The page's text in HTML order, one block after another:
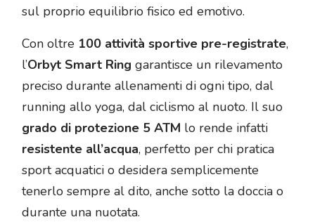
sul proprio equilibrio fisico ed emotivo.
Con oltre 100 attività sportive pre-registrate,
l’Orbyt Smart Ring garantisce un rilevamento
preciso durante allenamenti di ogni tipo, dal
running allo yoga, dal ciclismo al nuoto. Il suo
grado di protezione 5 ATM lo rende infatti
resistente all’acqua, perfetto per chi pratica
sport acquatici o desidera semplicemente
tenerlo sempre al dito, anche sotto la doccia o
durante una nuotata.